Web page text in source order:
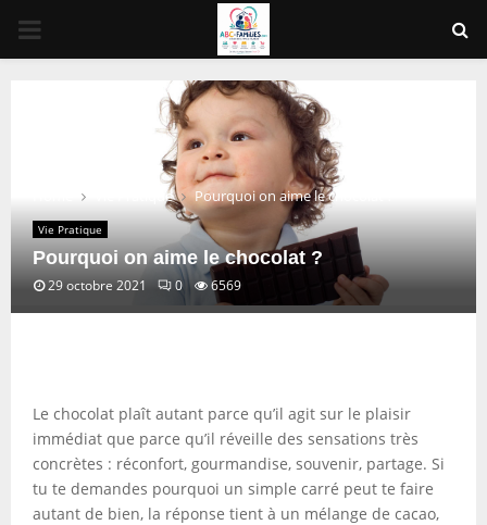
PRIMARY
Vie Pratique Pourquoi on aime le chocolat ?
Vie Pratique
Pourquoi on aime le chocolat ?
29 octobre 2021 0 6569
Le chocolat plaît autant parce qu’il agit sur le plaisir
immédiat que parce qu’il réveille des sensations très
concrètes : réconfort, gourmandise, souvenir, partage. Si
tu te demandes pourquoi un simple carré peut te faire
autant de bien, la réponse tient à un mélange de cacao,